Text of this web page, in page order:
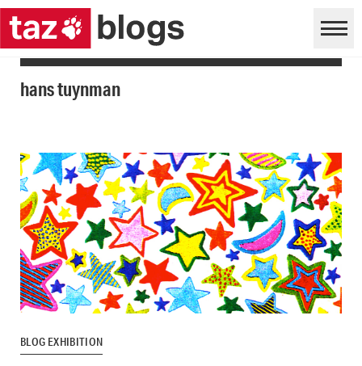
hans tuynman
BLOG EXHIBITION